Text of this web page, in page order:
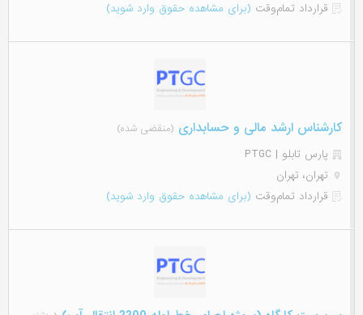
قرارداد تمام‌وقت (برای مشاهده حقوق وارد شوید)
کارشناس ارشد مالی و حسابداری (منقضی شده)
پارس تابلو | PTGC
تهران، تهران
قرارداد تمام‌وقت (برای مشاهده حقوق وارد شوید)